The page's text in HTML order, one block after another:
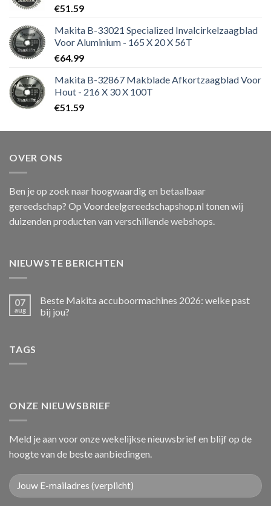
€51.59
Makita B-33021 Specialized Invalcirkelzaagblad
Voor Aluminium - 165 X 20 X 56T
€64.99
Makita B-32867 Makblade Afkortzaagblad Voor
Hout - 216 X 30 X 100T
€51.59
OVER ONS
Ben je op zoek naar hoogwaardig en betaalbaar
gereedschap? Op Voordeelgereedschapshop.nl tonen wij
duizenden producten van verschillende webshops.
NIEUWSTE BERICHTEN
07
aug
Beste Makita accuboormachines 2026: welke past
bij jou?
TAGS
ONZE NIEUWSBRIEF
Meld je aan voor onze wekelijkse nieuwsbrief en blijf op de
hoogte van de beste aanbiedingen.